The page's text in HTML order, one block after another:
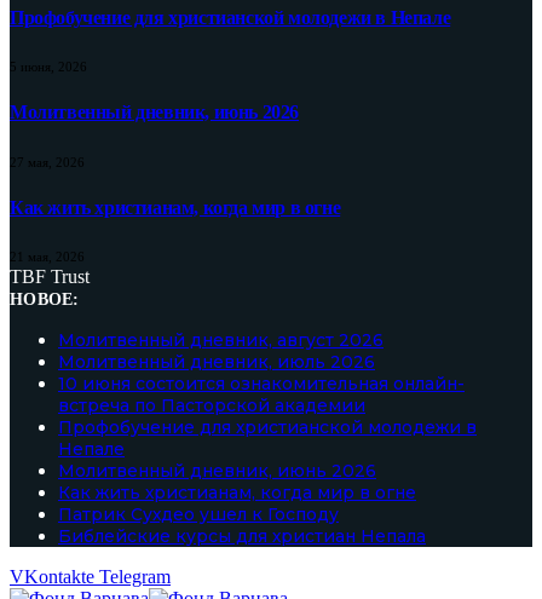
Профобучение для христианской молодежи в Непале
5 июня, 2026
Молитвенный дневник, июнь 2026
27 мая, 2026
Как жить христианам, когда мир в огне
21 мая, 2026
TBF Trust
НОВОЕ:
Молитвенный дневник, август 2026
Молитвенный дневник, июль 2026
10 июня состоится ознакомительная онлайн-
встреча по Пасторской академии
Профобучение для христианской молодежи в
Непале
Молитвенный дневник, июнь 2026
Как жить христианам, когда мир в огне
Патрик Сухдео ушел к Господу
Библейские курсы для христиан Непала
VKontakte Telegram